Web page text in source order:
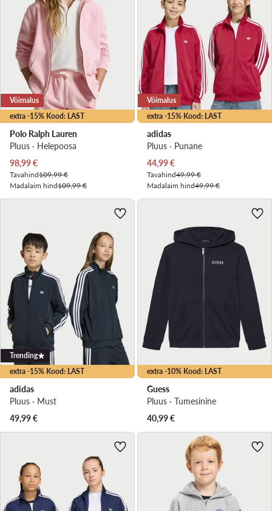
extra -15% Kood: LAST
Võimalus
Polo Ralph Lauren
Pluus · Heleроosa
Praegune hind
98,99€
Tavahind109,99 €
Madalaim hind109,99 €
extra -15% Kood: LAST
Võimalus
adidas
Pluus · Punane
Praegune hind
44,99€
Tavahind49,99 €
Madalaim hind49,99 €
extra -15% Kood: LAST
Trending
adidas
Pluus · Must
49,99€
extra -10% Kood: LAST
Guess
Pluus · Tumesinine
40,99€